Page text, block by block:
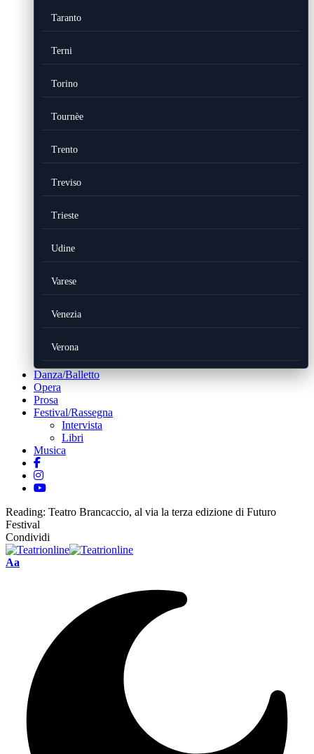
Taranto
Terni
Torino
Tournèe
Trento
Treviso
Trieste
Udine
Varese
Venezia
Verona
Danza/Balletto
Opera
Prosa
Festival/Rassegna
Intervista
Libri
Musica
Reading: Teatro Brancaccio, al via la terza edizione di Futuro
Festival
Condividi
Font
Aa